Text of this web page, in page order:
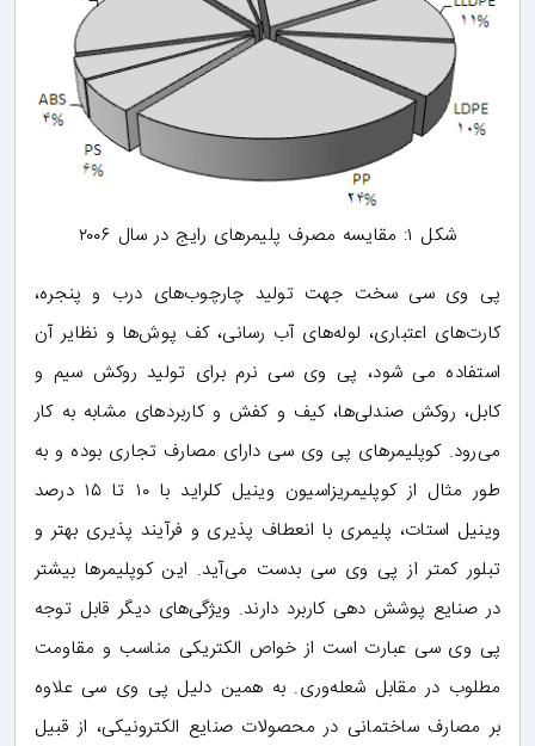
شکل ۱: مقایسه مصرف پلیمرهای رایج در سال ۲۰۰۶
پی وی سی سخت جهت تولید چارچوب‌های درب و پنجره،
کارت‌های اعتباری، لوله‌های آب رسانی، کف پوش‌ها و نظایر آن
استفاده می شود، پی وی سی نرم برای تولید روکش سیم‌ و
کابل، روکش صندلی‌ها، ‌کیف و کفش و کاربردهای مشابه به کار
می‌رود. کوپلیمرهای پی وی سی دارای مصارف تجاری بوده و به
طور مثال از کوپلیمریزاسیون وینیل کلراید با ۱۰ تا ۱۵ درصد
وینیل استات، پلیمری با انعطاف پذیری و فرآیند پذیری بهتر و
تبلور کمتر از پی وی سی بدست می‌آید. این کوپلیمرها بیشتر
در صنایع پوشش دهی کاربرد دارند. ویژگی‌های دیگر قابل توجه
پی وی سی عبارت است از خواص الکتریکی مناسب و مقاومت
مطلوب در مقابل شعله‌وری. به همین دلیل پی وی سی علاوه
بر مصارف ساختمانی در محصولات صنایع الکترونیکی، از قبیل